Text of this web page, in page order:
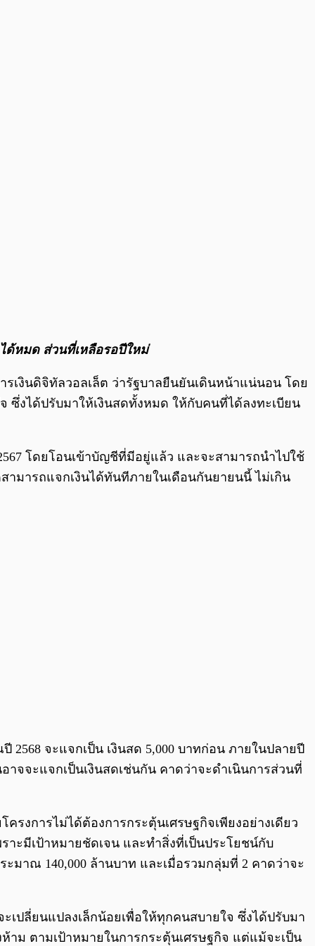
ด้หมด ส่วนที่เหลือรอปีใหม่
เงินดิจิทัลวอลเล็ต ว่ารัฐบาลยืนยันเดินหน้าแน่นอน โดย
ซึ่งได้ปรับมาให้เงินสดทั้งหมด ให้กับคนที่ได้ลงทะเบียน
โดยโอนเข้าบัญชีที่มีอยู่แล้ว และจะสามารถนำไปใช้
มารถแจกเงินได้ทันทีภายในเดือนกันยายนนี้ ไม่เกิน
จะแจกเป็น เงินสด 5,000 บาทก่อน ภายในปลายปี
จจะแจกเป็นเงินสดเช่นกัน คาดว่าจะดำเนินการส่วนที่
รงการไม่ได้ต้องการกระตุ้นเศรษฐกิจเพียงอย่างเดียว
ะมีเป้าหมายชัดเจน และทำสิ่งที่เป็นประโยชน์กับ
มาณ 140,000 ล้านบาท และเมื่อรวมกลุ่มที่ 2 คาดว่าจะ
เปลี่ยนแปลงเล็กน้อยเพื่อให้ทุกคนสบายใจ ซึ่งได้ปรับมา
าม ตามเป้าหมายในการกระตุ้นเศรษฐกิจ แต่แม้จะเป็น